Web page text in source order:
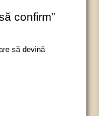
confirm”
să devină